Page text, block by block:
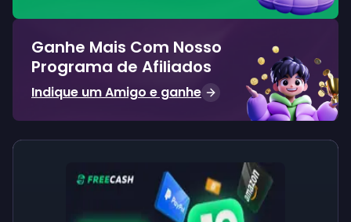
Ganhe Mais Com Nosso
Programa de Afiliados
Indique um Amigo e ganhe